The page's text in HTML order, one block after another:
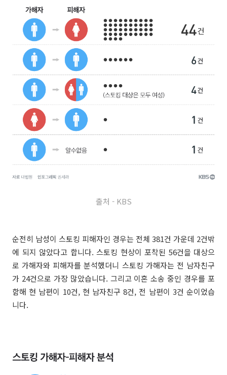
출처 - KBS
순전히 남성이 스토킹 피해자인 경우는 전체 381건 가운데 2건밖
에 되지 않았다고 합니다. 스토킹 현상이 포착된 56건을 대상으
로 가해자와 피해자를 분석했더니 스토킹 가해자는 전 남자친구
가 24건으로 가장 많았습니다. 그리고 이혼 소송 중인 경우를 포
함해 현 남편이 10건, 현 남자친구 8건, 전 남편이 3건 순이었습
니다.